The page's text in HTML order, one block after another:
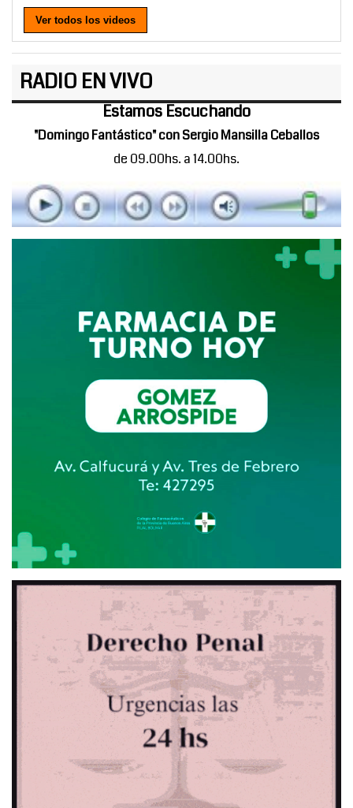
Ver todos los videos
RADIO EN VIVO
Estamos Escuchando
"Domingo Fantástico" con Sergio Mansilla Ceballos
de 09.00hs. a 14.00hs.